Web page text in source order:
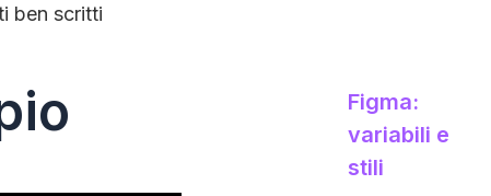
ben scritti
Figma:
variabili e
stili